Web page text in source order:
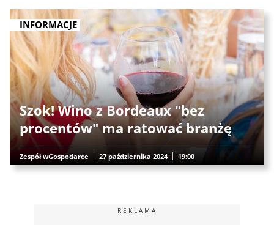
INFORMACJE
Szok! Wino z Bordeaux "bez
procentów" ma ratować branżę
Zespół wGospodarce 27 października 2024 19:00
REKLAMA